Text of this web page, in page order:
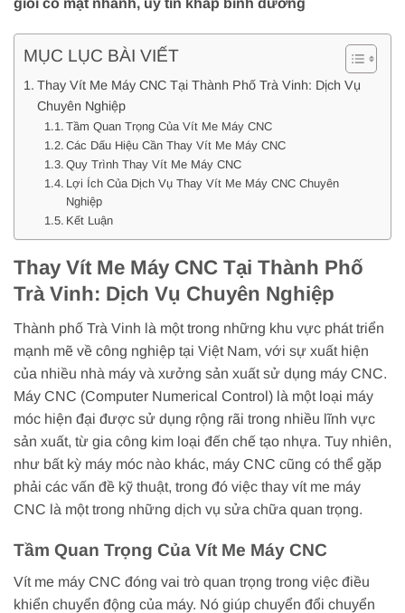
giỏi có mặt nhanh, uy tín khắp bình dương
MỤC LỤC BÀI VIẾT
Thay Vít Me Máy CNC Tại Thành Phố Trà Vinh: Dịch Vụ
Chuyên Nghiệp
Tầm Quan Trọng Của Vít Me Máy CNC
Các Dấu Hiệu Cần Thay Vít Me Máy CNC
Quy Trình Thay Vít Me Máy CNC
Lợi Ích Của Dịch Vụ Thay Vít Me Máy CNC Chuyên
Nghiệp
Kết Luận
Thay Vít Me Máy CNC Tại Thành Phố
Trà Vinh: Dịch Vụ Chuyên Nghiệp
Thành phố Trà Vinh là một trong những khu vực phát triển
mạnh mẽ về công nghiệp tại Việt Nam, với sự xuất hiện
của nhiều nhà máy và xưởng sản xuất sử dụng máy CNC.
Máy CNC (Computer Numerical Control) là một loại máy
móc hiện đại được sử dụng rộng rãi trong nhiều lĩnh vực
sản xuất, từ gia công kim loại đến chế tạo nhựa. Tuy nhiên,
như bất kỳ máy móc nào khác, máy CNC cũng có thể gặp
phải các vấn đề kỹ thuật, trong đó việc thay vít me máy
CNC là một trong những dịch vụ sửa chữa quan trọng.
Tầm Quan Trọng Của Vít Me Máy CNC
Vít me máy CNC đóng vai trò quan trọng trong việc điều
khiển chuyển động của máy. Nó giúp chuyển đổi chuyển